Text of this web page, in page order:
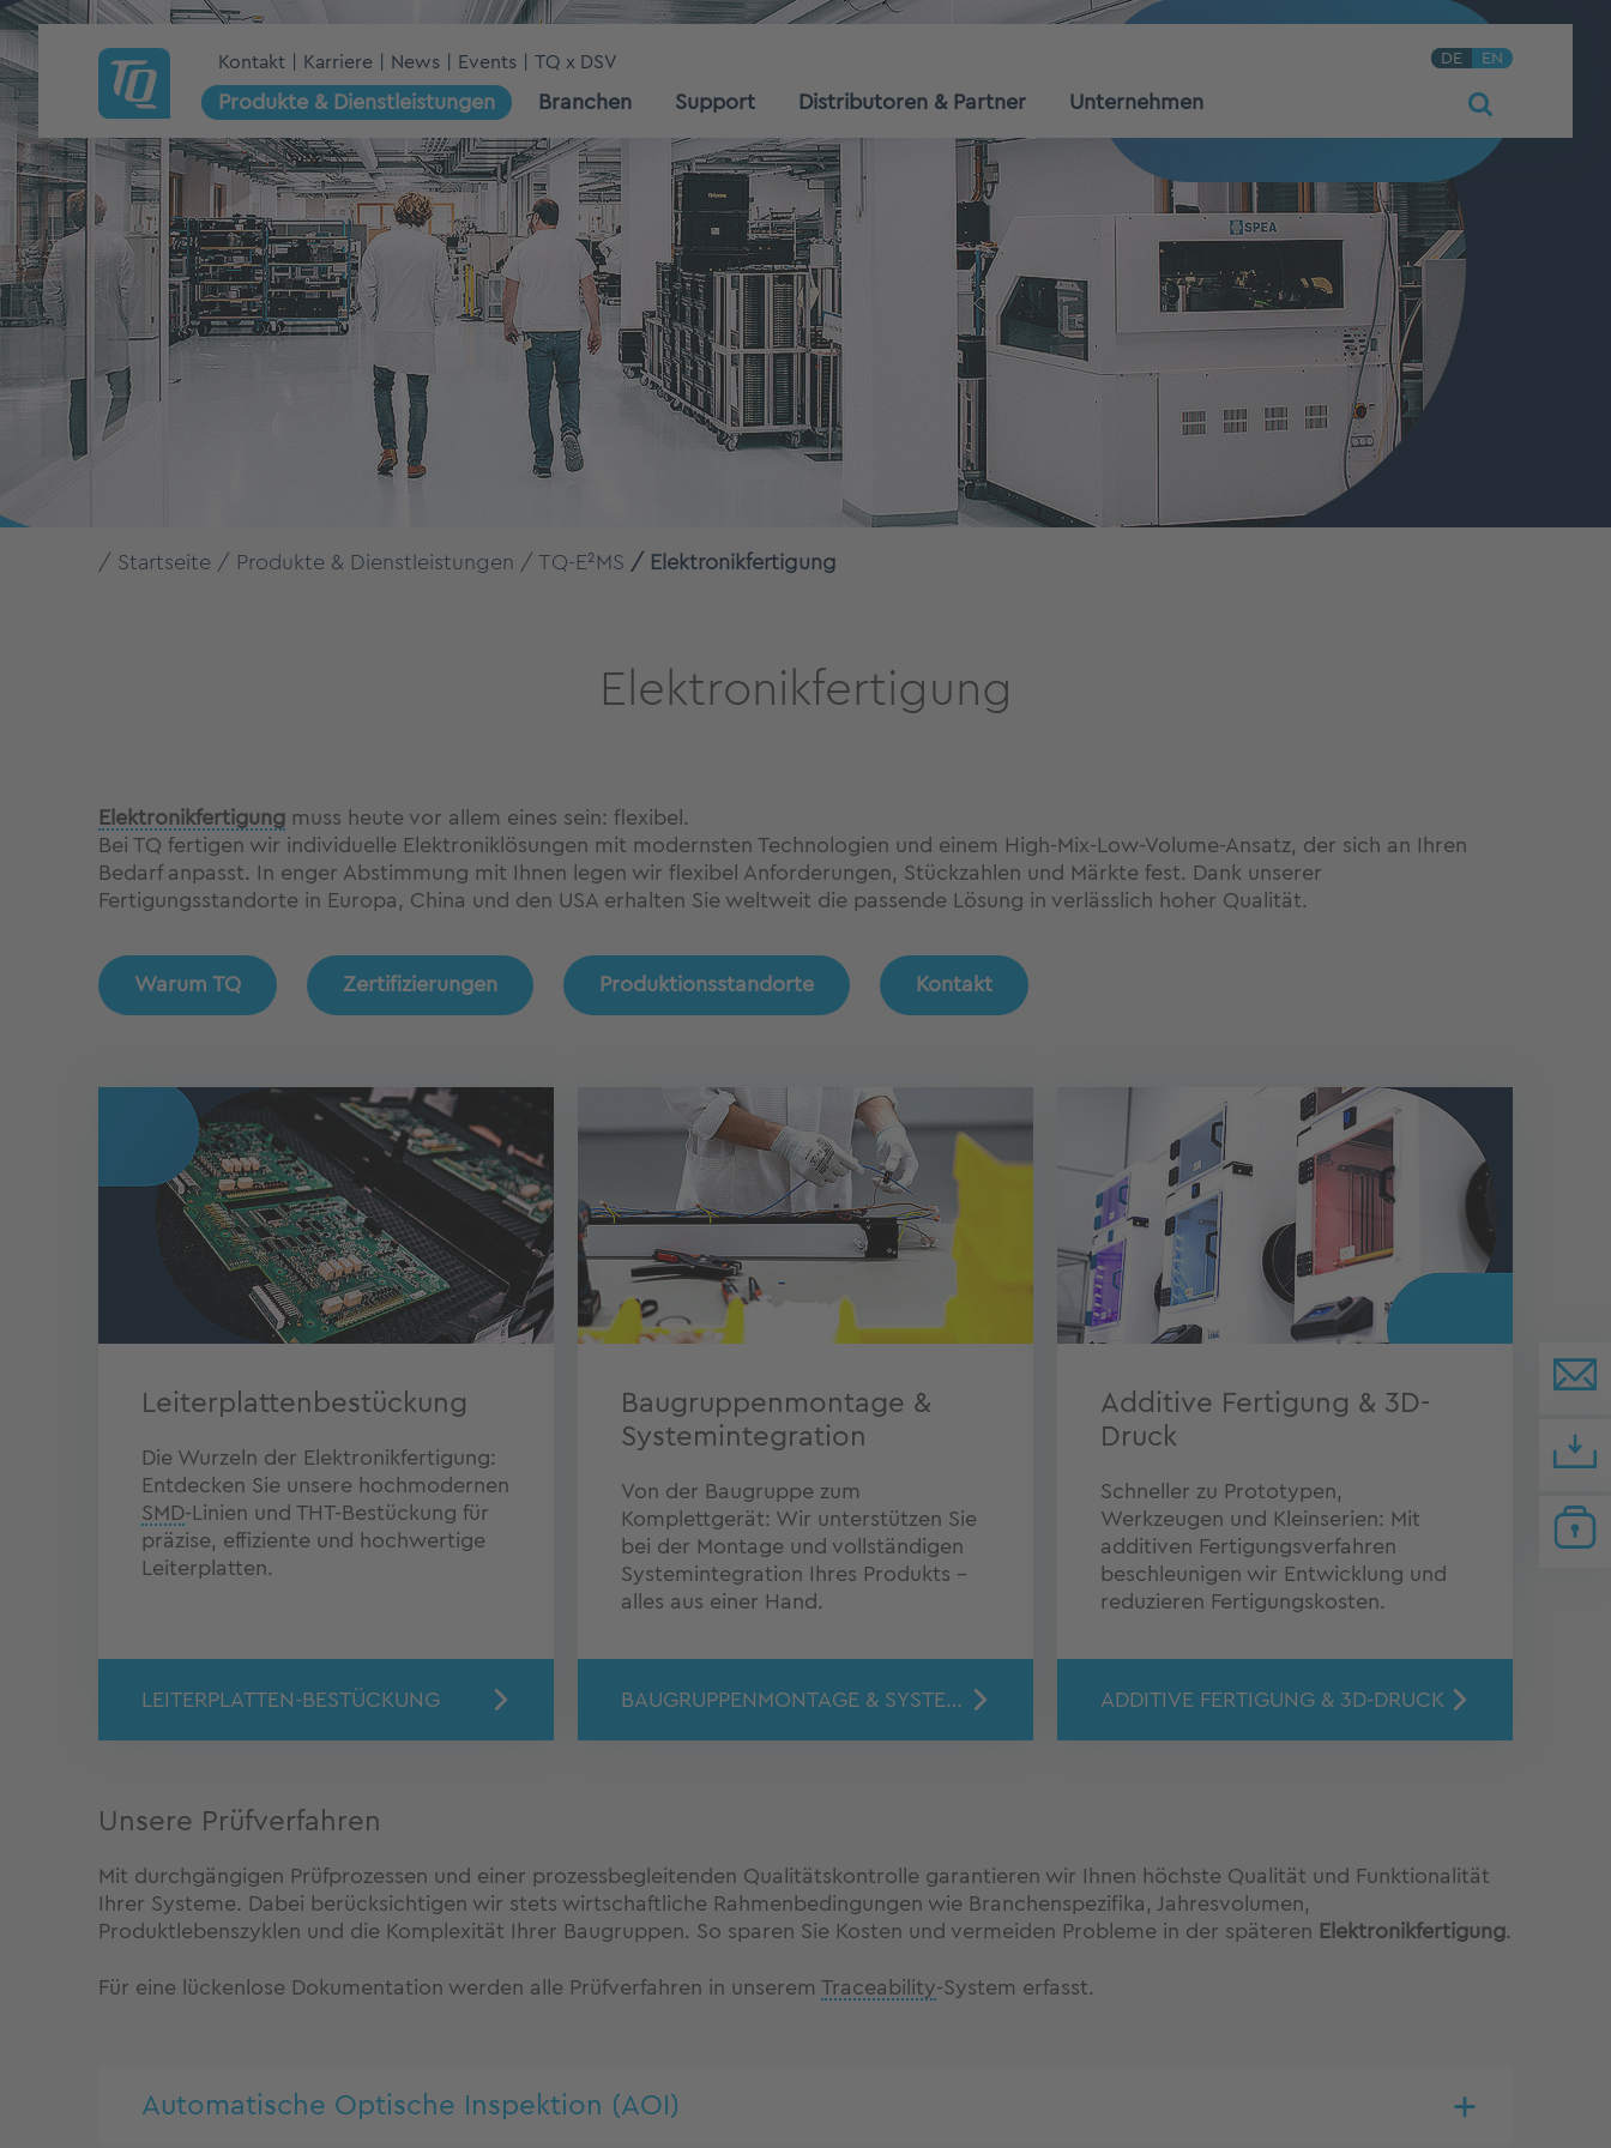
Kontakt Karriere News Events TQ x DSV DE EN
Produkte & Dienstleistungen Branchen Support Distributoren & Partner Unternehmen
Startseite Produkte & Dienstleistungen TQ-E²MS Elektronikfertigung
Elektronikfertigung
Elektronikfertigung muss heute vor allem eines sein: flexibel.
Bei TQ fertigen wir individuelle Elektroniklösungen mit modernsten Technologien und einem High-Mix-Low-Volume-Ansatz, der sich an Ihren
Bedarf anpasst. In enger Abstimmung mit Ihnen legen wir flexibel Anforderungen, Stückzahlen und Märkte fest. Dank unserer
Fertigungsstandorte in Europa, China und den USA erhalten Sie weltweit die passende Lösung in verlässlich hoher Qualität.
Warum TQ Zertifizierungen Produktionsstandorte Kontakt
Leiterplattenbestückung
Die Wurzeln der Elektronikfertigung:
Entdecken Sie unsere hochmodernen
SMD-Linien und THT-Bestückung für
präzise, effiziente und hochwertige
Leiterplatten.
LEITERPLATTEN-BESTÜCKUNG
Baugruppenmontage &
Systemintegration
Von der Baugruppe zum
Komplettgerät: Wir unterstützen Sie
bei der Montage und vollständigen
Systemintegration Ihres Produkts –
alles aus einer Hand.
BAUGRUPPENMONTAGE & SYSTEMINTEGRATION
Additive Fertigung & 3D-
Druck
Schneller zu Prototypen,
Werkzeugen und Kleinserien: Mit
additiven Fertigungsverfahren
beschleunigen wir Entwicklung und
reduzieren Fertigungskosten.
ADDITIVE FERTIGUNG & 3D-DRUCK
Unsere Prüfverfahren
Mit durchgängigen Prüfprozessen und einer prozessbegleitenden Qualitätskontrolle garantieren wir Ihnen höchste Qualität und Funktionalität
Ihrer Systeme. Dabei berücksichtigen wir stets wirtschaftliche Rahmenbedingungen wie Branchenspezifika, Jahresvolumen,
Produktlebenszyklen und die Komplexität Ihrer Baugruppen. So sparen Sie Kosten und vermeiden Probleme in der späteren Elektronikfertigung.
Für eine lückenlose Dokumentation werden alle Prüfverfahren in unserem Traceability-System erfasst.
Automatische Optische Inspektion (AOI)